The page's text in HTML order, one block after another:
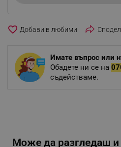
favorite_border
Имате въпрос или
Обадете ни се на
съдействаме.
Може да разгледаш и